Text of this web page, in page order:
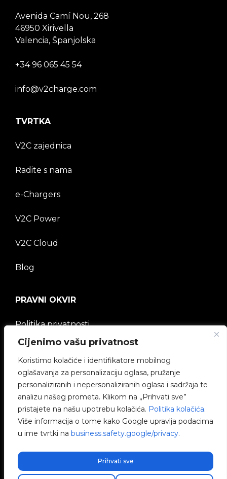
Cijenimo vašu privatnost
Koristimo kolačiće i identifikatore mobilnog
oglašavanja za personalizaciju oglasa, pružanje
personaliziranih i nepersonaliziranih oglasa i sadržaja te
analizu našeg prometa. Klikom na „Prihvati sve”
pristajete na našu upotrebu kolačića. Politika kolačića.
Više informacija o tome kako Google upravlja podacima
u ime tvrtki na business.safety.google/privacy.
Prihvati sve
Avenida Camí Nou, 268
46950 Xirivella
Valencia, Španjolska
+34 96 065 45 54
info@v2charge.com
TVRTKA
V2C zajednica
Radite s nama
e-Chargers
V2C Power
V2C Cloud
Blog
PRAVNI OKVIR
Politika privatnosti
Pravna napomena
Politika kolačića
Etički kanal
Politika kvalitete